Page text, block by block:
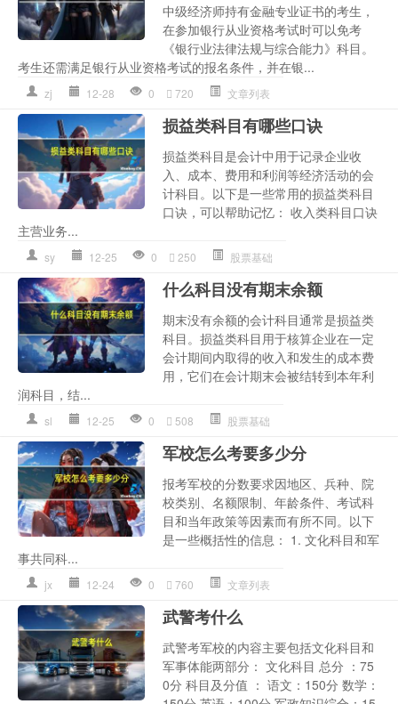
中级经济师持有金融专业证书的考生，
在参加银行从业资格考试时可以免考
《银行业法律法规与综合能力》科目。
考生还需满足银行从业资格考试的报名条件，并在银...
zj 12-28 0 720 文章列表
损益类科目有哪些口诀
损益类科目是会计中用于记录企业收
入、成本、费用和利润等经济活动的会
计科目。以下是一些常用的损益类科目
口诀，可以帮助记忆： 收入类科目口诀
主营业务...
sy 12-25 0 250 股票基础
什么科目没有期末余额
期末没有余额的会计科目通常是损益类
科目。损益类科目用于核算企业在一定
会计期间内取得的收入和发生的成本费
用，它们在会计期末会被结转到本年利
润科目，结...
sl 12-25 0 508 股票基础
军校怎么考要多少分
报考军校的分数要求因地区、兵种、院
校类别、名额限制、年龄条件、考试科
目和当年政策等因素而有所不同。以下
是一些概括性的信息： 1. 文化科目和军
事共同科...
jx 12-24 0 760 文章列表
武警考什么
武警考军校的内容主要包括文化科目和
军事体能两部分： 文化科目 总分 ：75
0分 科目及分值 ： 语文：150分 数学：